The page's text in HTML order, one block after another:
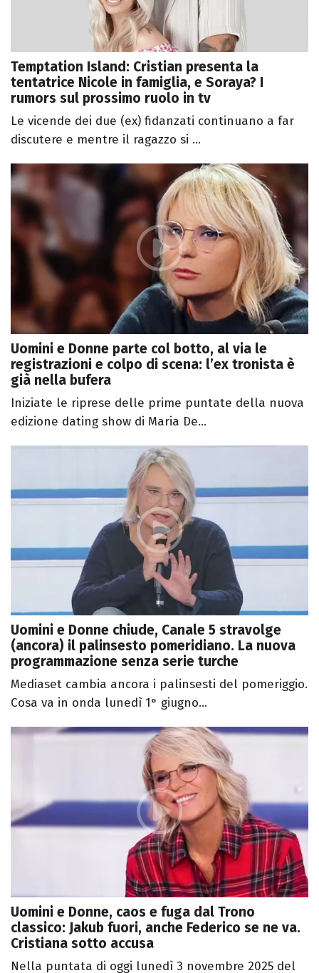
Temptation Island: Cristian presenta la
tentatrice Nicole in famiglia, e Soraya? I
rumors sul prossimo ruolo in tv
Le vicende dei due (ex) fidanzati continuano a far
discutere e mentre il ragazzo si ...
Uomini e Donne parte col botto, al via le
registrazioni e colpo di scena: l’ex tronista è
già nella bufera
Iniziate le riprese delle prime puntate della nuova
edizione dating show di Maria De...
Uomini e Donne chiude, Canale 5 stravolge
(ancora) il palinsesto pomeridiano. La nuova
programmazione senza serie turche
Mediaset cambia ancora i palinsesti del pomeriggio.
Cosa va in onda lunedì 1° giugno...
Uomini e Donne, caos e fuga dal Trono
classico: Jakub fuori, anche Federico se ne va.
Cristiana sotto accusa
Nella puntata di oggi lunedì 3 novembre 2025 del